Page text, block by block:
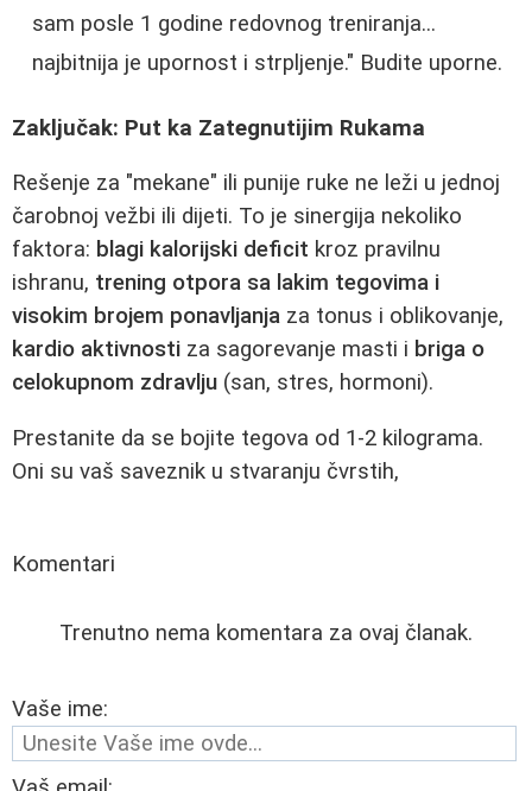
sam posle 1 godine redovnog treniranja...
najbitnija je upornost i strpljenje." Budite uporne.
Zaključak: Put ka Zategnutijim Rukama
Rešenje za "mekane" ili punije ruke ne leži u jednoj
čarobnoj vežbi ili dijeti. To je sinergija nekoliko
faktora: blagi kalorijski deficit kroz pravilnu
ishranu, trening otpora sa lakim tegovima i
visokim brojem ponavljanja za tonus i oblikovanje,
kardio aktivnosti za sagorevanje masti i briga o
celokupnom zdravlju (san, stres, hormoni).
Prestanite da se bojite tegova od 1-2 kilograma.
Oni su vaš saveznik u stvaranju čvrstih,
Komentari
Trenutno nema komentara za ovaj članak.
Vaše ime: